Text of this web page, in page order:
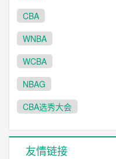
CBA
WNBA
WCBA
NBAG
CBA选秀大会
友情链接